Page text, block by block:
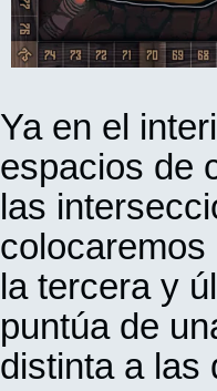
Ya en el
espacios de
las
la tercera y
puntúa de
distinta a las